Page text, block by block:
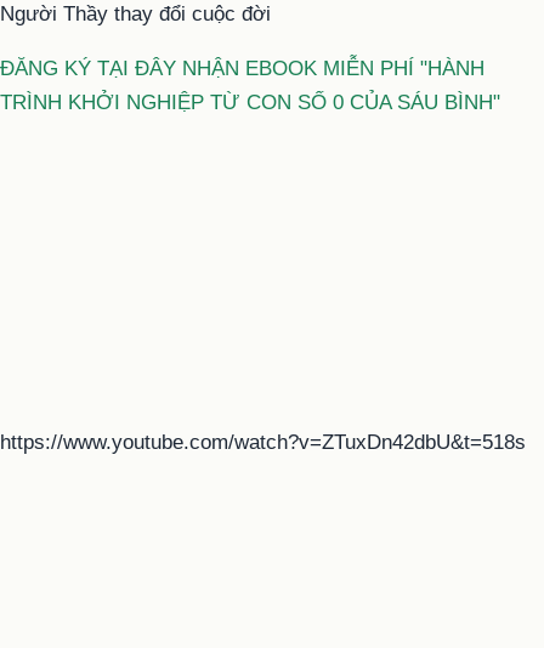
Người Thầy thay đổi cuộc đời
ĐĂNG KÝ TẠI ĐÂY NHẬN EBOOK MIỄN PHÍ "HÀNH
TRÌNH KHỞI NGHIỆP TỪ CON SỐ 0 CỦA SÁU BÌNH"
https://www.youtube.com/watch?v=ZTuxDn42dbU&t=518s